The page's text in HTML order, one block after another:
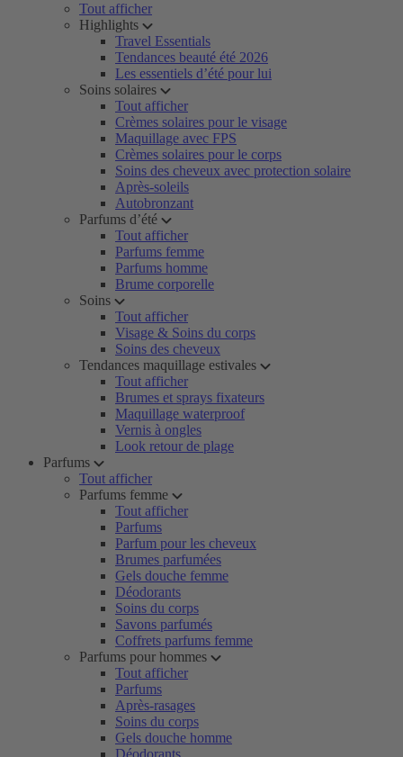
Tout afficher
Highlights
Travel Essentials
Tendances beauté été 2026
Les essentiels d’été pour lui
Soins solaires
Tout afficher
Crèmes solaires pour le visage
Maquillage avec FPS
Crèmes solaires pour le corps
Soins des cheveux avec protection solaire
Après-soleils
Autobronzant
Parfums d’été
Tout afficher
Parfums femme
Parfums homme
Brume corporelle
Soins
Tout afficher
Visage & Soins du corps
Soins des cheveux
Tendances maquillage estivales
Tout afficher
Brumes et sprays fixateurs
Maquillage waterproof
Vernis à ongles
Look retour de plage
Parfums
Tout afficher
Parfums femme
Tout afficher
Parfums
Parfum pour les cheveux
Brumes parfumées
Gels douche femme
Déodorants
Soins du corps
Savons parfumés
Coffrets parfums femme
Parfums pour hommes
Tout afficher
Parfums
Après-rasages
Soins du corps
Gels douche homme
Déodorants